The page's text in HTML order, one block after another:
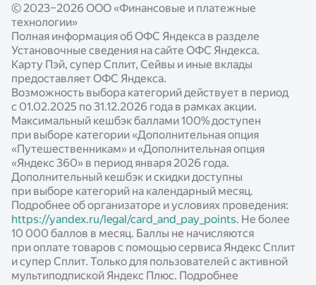
Безопасность
Подключение QR-кода
Выгода для партнёров
Готовые модули
Документация по работе с сервисами
Опыт наших партнёров
Новости
Статьи
Калькуляторы
© 2023–2026 ООО «Финансовые и платежные
технологии»
Полная информация об ОФС Яндекса в разделе
Установочные сведения на сайте ОФС Яндекса.
Карту Пэй, супер Сплит, Сейвы и иные вклады
предоставляет ОФС Яндекса.
Возможность выбора категорий действует в период
с 01.02.2025 по 31.12.2026 года в рамках акции.
Максимальный кешбэк баллами 100% доступен
при выборе категории «Дополнительная опция
«Путешественникам» и «Дополнительная опция
«Яндекс 360» в период января 2026 года.
Дополнительный кешбэк и скидки доступны
при выборе категорий на календарный месяц.
Подробнее об организаторе и условиях проведения:
https://yandex.ru/legal/card_and_pay_points. Не более
10 000 баллов в месяц. Баллы не начисляются
при оплате товаров с помощью сервиса Яндекс Сплит
и супер Сплит. Только для пользователей с активной
мультиподпиской Яндекс Плюс. Подробнее